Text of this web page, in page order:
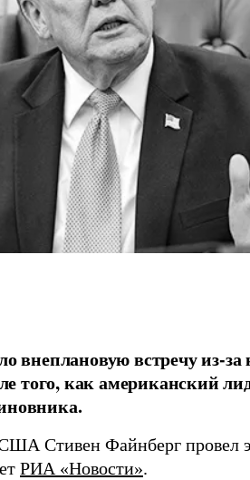
встречу из-за
того, как американский
Стивен Файнберг провел
РИА «Новости».